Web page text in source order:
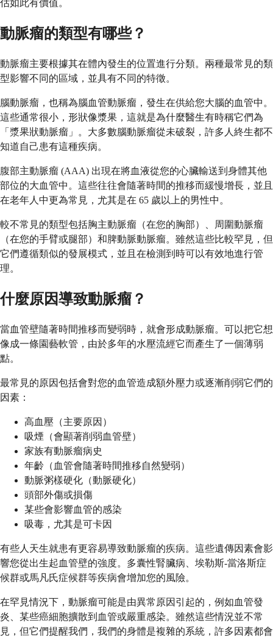
估如此有價值。
動脈瘤的類型有哪些？
動脈瘤主要根據其在體內發生的位置進行分類。兩種最常見的類
型影響不同的區域，並具有不同的特徵。
腦動脈瘤，也稱為腦血管動脈瘤，發生在供給您大腦的血管中。
這些通常很小，形狀像漿果，這就是為什麼醫生有時稱它們為
「漿果狀動脈瘤」。大多數腦動脈瘤從未破裂，許多人終生都不
知道自己患有這種疾病。
腹部主動脈瘤 (AAA) 出現在將血液從您的心臟輸送到身體其他
部位的大血管中。這些往往會隨著時間的推移而緩慢增長，並且
在老年人中更為常見，尤其是在 65 歲以上的男性中。
較不常見的類型包括胸主動脈瘤（在您的胸部）、周圍動脈瘤
（在您的手臂或腿部）和脾動脈動脈瘤。雖然這些比較罕見，但
它們遵循類似的發展模式，並且在檢測到時可以有效地進行管
理。
什麼原因導致動脈瘤？
當血管壁隨著時間推移而變弱時，就會形成動脈瘤。可以把它想
像成一條園藝軟管，由於多年的水壓流經它而產生了一個薄弱
點。
最常見的原因包括會對您的血管造成額外壓力或逐漸削弱它們的
因素：
高血壓（主要原因）
吸煙（會顯著削弱血管壁）
家族有動脈瘤病史
年齡（血管會隨著時間推移自然變弱）
動脈粥樣硬化（動脈硬化）
頭部外傷或損傷
某些會影響血管的感染
吸毒，尤其是可卡因
有些人天生就患有更容易導致動脈瘤的疾病。這些遺傳因素會影
響您從出生起血管壁的強度。多囊性腎臟病、埃勒斯-當洛斯症
候群或馬凡氏症候群等疾病會增加您的風險。
在罕見情況下，動脈瘤可能是由異常原因引起的，例如血管發
炎、某些癌細胞擴散到血管或嚴重感染。雖然這些情況並不常
見，但它們提醒我們，我們的身體是複雜的系統，許多因素都會